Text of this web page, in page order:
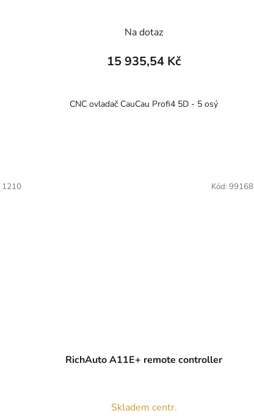
Na dotaz
15 935,54 Kč
CNC ovladač CauCau Profi4 5D - 5 osý
1210
RichAuto A11E+ remote controller
Skladem centr.
Kód: 99168